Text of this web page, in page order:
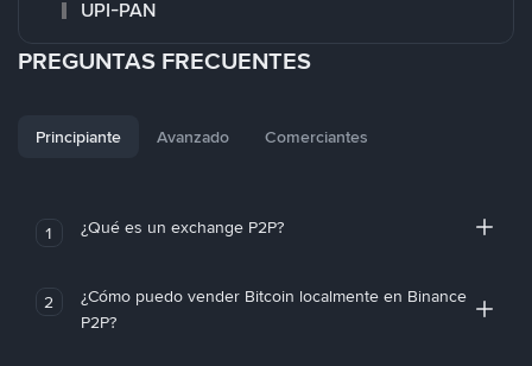
UPI-PAN
PREGUNTAS FRECUENTES
Principiante Avanzado Comerciantes
1 ¿Qué es un exchange P2P?
2
¿Cómo puedo vender Bitcoin localmente en Binance
P2P?